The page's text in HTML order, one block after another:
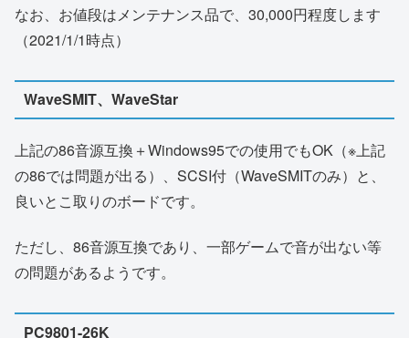
なお、お値段はメンテナンス品で、30,000円程度します
（2021/1/1時点）
WaveSMIT、WaveStar
上記の86音源互換＋Windows95での使用でもOK（※上記
の86では問題が出る）、SCSI付（WaveSMITのみ）と、
良いとこ取りのボードです。
ただし、86音源互換であり、一部ゲームで音が出ない等
の問題があるようです。
PC9801-26K